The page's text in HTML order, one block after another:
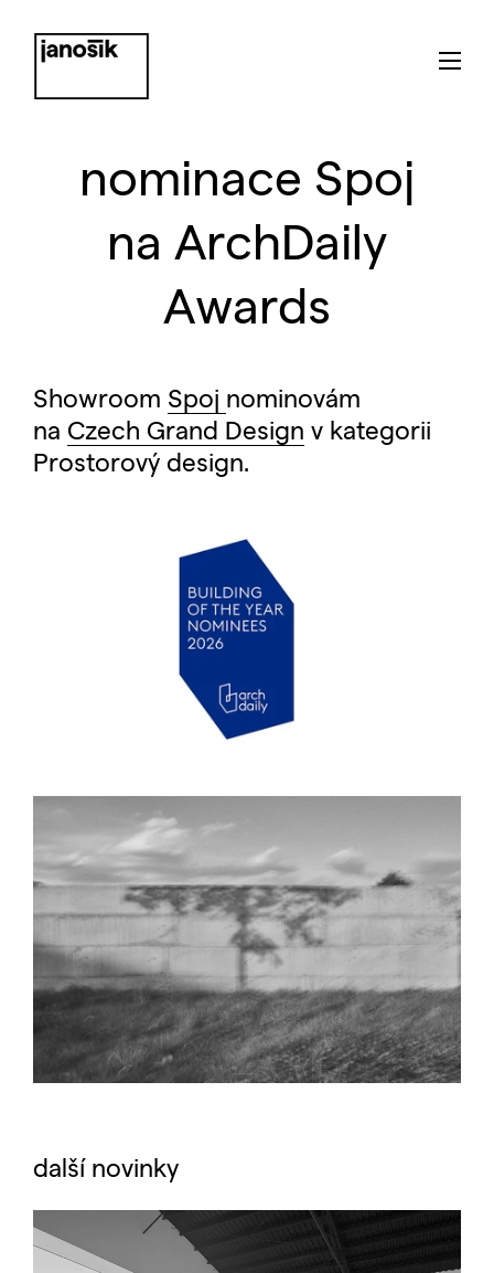
nominace Spoj
na ArchDaily
Awards
Showroom Spoj nominovám
na Czech Grand Design v kategorii
Prostorový design.
další novinky